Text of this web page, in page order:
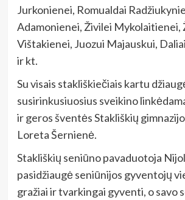
Jurkonienei, Romualdai
Adamonienei, Živilei Mykolaitienei,
Vištakienei, Juozui Majauskui,
ir kt.
Su visais stakliškiečiais kartu
susirinkusiuosius sveikino
ir geros šventės Stakliškių
Loreta Šernienė.
Stakliškių seniūno pavaduotoja
pasidžiaugė seniūnijos gyventojų
gražiai ir tvarkingai gyventi, o savo